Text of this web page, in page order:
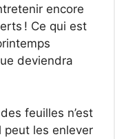
encore
! Ce qui est
deviendra
feuilles n’est
peut les enlever